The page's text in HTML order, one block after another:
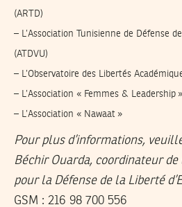
(ARTD)
– L’Association Tunisienne de Défense
(ATDVU)
– L’Observatoire des Libertés
– L’Association « Femmes & Leadership »
– L’Association « Nawaat »
Pour plus d’informations,
Béchir Ouarda, coordinateur
pour la Défense de la Liberté
GSM : 216 98 700 556